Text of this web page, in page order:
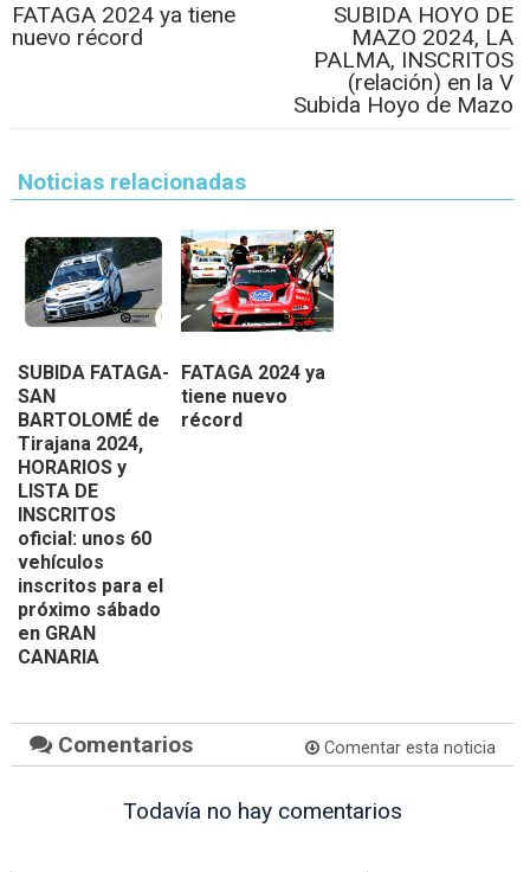
FATAGA 2024 ya tiene
nuevo récord
SUBIDA HOYO DE
MAZO 2024, LA
PALMA, INSCRITOS
(relación) en la V
Subida Hoyo de Mazo
Noticias relacionadas
SUBIDA FATAGA-
SAN
BARTOLOMÉ de
Tirajana 2024,
HORARIOS y
LISTA DE
INSCRITOS
oficial: unos 60
vehículos
inscritos para el
próximo sábado
en GRAN
CANARIA
FATAGA 2024 ya
tiene nuevo
récord
Comentarios Comentar esta noticia
Todavía no hay comentarios